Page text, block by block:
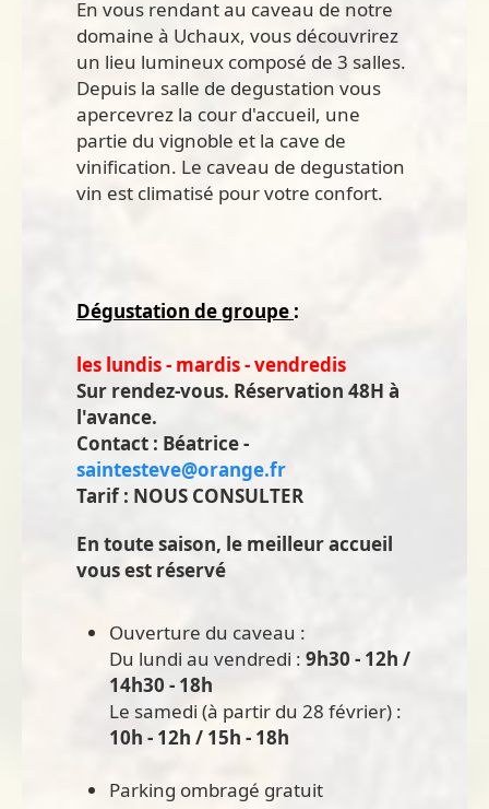
En vous rendant au caveau de notre
domaine à Uchaux, vous découvrirez
un lieu lumineux composé de 3 salles.
Depuis la salle de degustation vous
apercevrez la cour d'accueil, une
partie du vignoble et la cave de
vinification. Le caveau de degustation
vin est climatisé pour votre confort.
Dégustation de groupe :
les lundis - mardis - vendredis
Sur rendez-vous. Réservation 48H à
l'avance.
Contact : Béatrice -
saintesteve@orange.fr
Tarif : NOUS CONSULTER
En toute saison, le meilleur accueil
vous est réservé
Ouverture du caveau :
Du lundi au vendredi : 9h30 - 12h /
14h30 - 18h
Le samedi (à partir du 28 février) :
10h - 12h / 15h - 18h
Parking ombragé gratuit